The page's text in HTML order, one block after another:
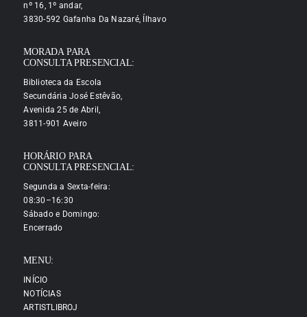
nº 16, 1º andar,
3830-592 Gafanha Da Nazaré, Ílhavo
MORADA PARA
CONSULTA PRESENCIAL:
Biblioteca da Escola
Secundária José Estêvão,
Avenida 25 de Abril,
3811-901 Aveiro
HORÁRIO PARA
CONSULTA PRESENCIAL:
Segunda a Sexta-feira:
08:30–16:30
Sábado e Domingo:
Encerrado
MENU:
INÍCIO
NOTÍCIAS
ARTISTLIBROJ